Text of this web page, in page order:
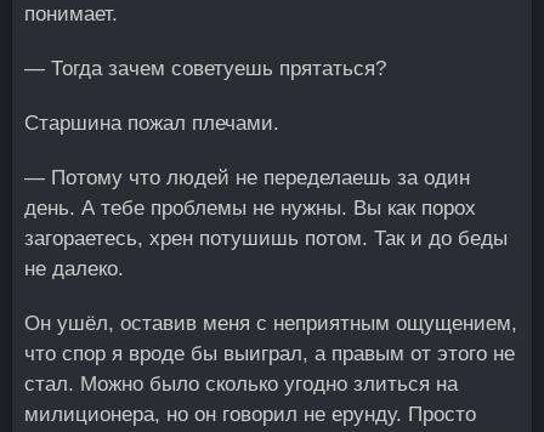
понимает.
— Тогда зачем советуешь прятаться?
Старшина пожал плечами.
— Потому что людей не переделаешь за один
день. А тебе проблемы не нужны. Вы как порох
загораетесь, хрен потушишь потом. Так и до беды
не далеко.
Он ушёл, оставив меня с неприятным ощущением,
что спор я вроде бы выиграл, а правым от этого не
стал. Можно было сколько угодно злиться на
милиционера, но он говорил не ерунду. Просто